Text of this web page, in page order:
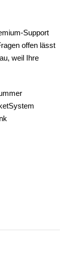
Support
offen lässt
weil Ihre